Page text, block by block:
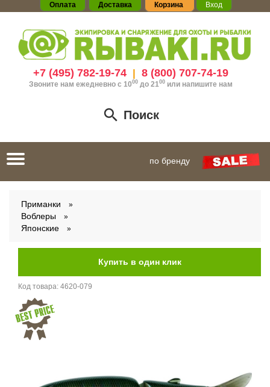
Оплата Доставка Корзина Вход
+7 (495) 782-19-74| 8 (800) 707-74-19
Звоните нам ежедневно с 1000до 21 00 или напишите нам
Поиск
Toggle
navigation
по бренду
Приманки
Воблеры
Японские
Код товара: 4620-079